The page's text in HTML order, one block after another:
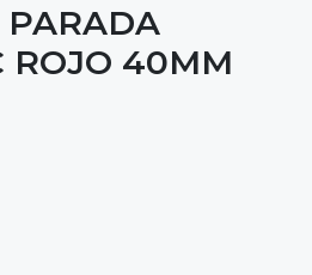
PARADA
ROJO 40MM